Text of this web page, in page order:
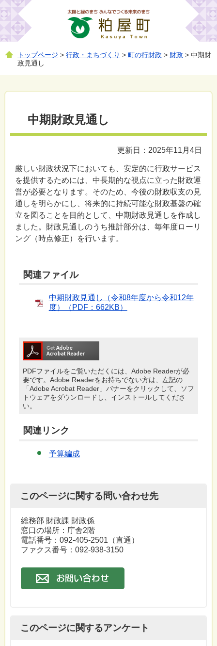
トップページ >行政・まちづくり >町の行財政 > 財政 > 中期財
政見通し
中期財政見通し
更新日：2025年11月4日
厳しい財政状況下においても、安定的に行政サービス
を提供するためには、中長期的な視点に立った財政運
営が必要となります。そのため、今後の財政収支の見
通しを明らかにし、将来的に持続可能な財政基盤の確
立を図ることを目的として、中期財政見通しを作成し
ました。財政見通しのうち推計部分は、毎年度ローリ
ング（時点修正）を行います。
関連ファイル
中期財政見通し（令和8年度から令和12年
度）（PDF：662KB）
PDFファイルをご覧いただくには、Adobe Readerが必
要です。Adobe Readerをお持ちでない方は、左記の
「Adobe Acrobat Reader」バナーをクリックして、ソフ
トウェアをダウンロードし、インストールしてくださ
い。
関連リンク
予算編成
このページに関する問い合わせ先
総務部 財政課 財政係
窓口の場所：庁舎2階
電話番号：092-405-2501（直通）
ファクス番号：092-938-3150
このページに関するアンケート